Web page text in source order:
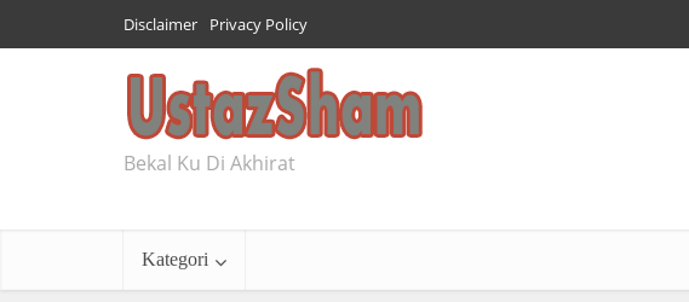
Disclaimer Privacy Policy
Bekal Ku Di Akhirat
Kategori